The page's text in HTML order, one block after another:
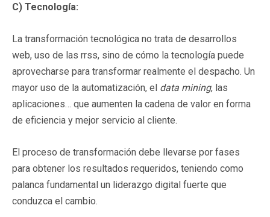
C) Tecnología:
La transformación tecnológica no trata de desarrollos
web, uso de las rrss, sino de cómo la tecnología puede
aprovecharse para transformar realmente el despacho. Un
mayor uso de la automatización, el data mining, las
aplicaciones… que aumenten la cadena de valor en forma
de eficiencia y mejor servicio al cliente.
El proceso de transformación debe llevarse por fases
para obtener los resultados requeridos, teniendo como
palanca fundamental un liderazgo digital fuerte que
conduzca el cambio.